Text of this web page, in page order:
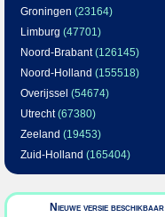
Groningen (23164)
Limburg (47701)
Noord-Brabant(126145)
Noord-Holland (155518)
Overijssel (54674)
Utrecht(67380)
Zeeland (19453)
Zuid-Holland (165404)
Nieuwe versie beschikbaar